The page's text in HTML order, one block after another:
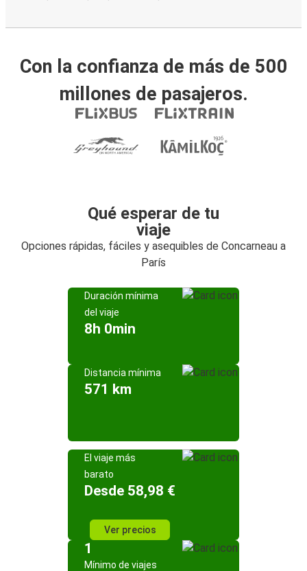
Con la confianza de más de 500
millones de pasajeros.
Qué esperar de tu
viaje
Opciones rápidas, fáciles y asequibles de Concarneau a
París
Duración mínima
del viaje
8h 0min
Distancia mínima
571 km
El viaje más
barato
Desde 58,98 €
Ver precios
1
Mínimo de viajes